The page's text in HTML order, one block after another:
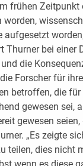
frühen Zeitpunkt
worden,
aufgesetzt
Thurner bei einer
die
Forscher für
betroffen, die
gewesen sei,
gewesen
„Es zeigte
teilen, dies nicht